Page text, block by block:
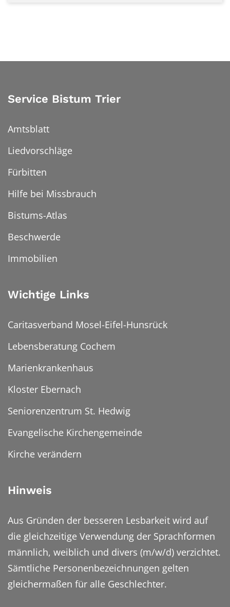
Service Bistum Trier
Amtsblatt
Liedvorschläge
Fürbitten
Hilfe bei Missbrauch
Bistums-Atlas
Beschwerde
Immobilien
Wichtige Links
Caritasverband Mosel-Eifel-Hunsrück
Lebensberatung Cochem
Marienkrankenhaus
Kloster Ebernach
Seniorenzentrum St. Hedwig
Evangelische Kirchengemeinde
Kirche verändern
Hinweis
Aus Gründen der besseren Lesbarkeit wird auf
die gleichzeitige Verwendung der Sprachformen
männlich, weiblich und divers (m/w/d) verzichtet.
Sämtliche Personenbezeichnungen gelten
gleichermaßen für alle Geschlechter.